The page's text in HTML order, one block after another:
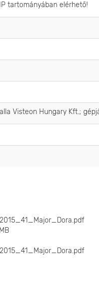
tartományában elérhető!
Visteon Hungary Kft.;